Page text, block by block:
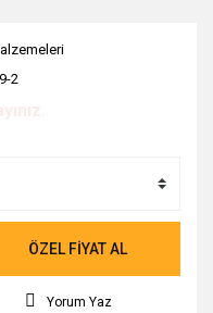
2
ÖZEL FİYAT AL
Yorum Yaz